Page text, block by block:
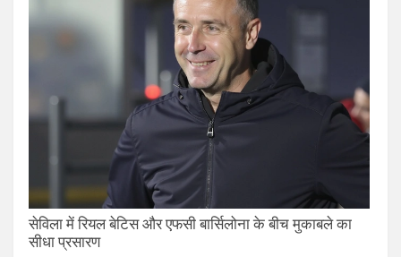
सेविला में रियल बेटिस और एफसी बार्सिलोना के बीच मुकाबले का
सीधा प्रसारण